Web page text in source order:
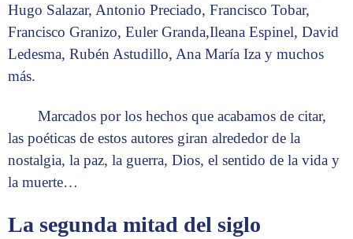
Hugo Salazar, Antonio Preciado, Francisco Tobar,
Francisco Granizo, Euler Granda,Ileana Espinel, David
Ledesma, Rubén Astudillo, Ana María Iza y muchos
más.
Marcados por los hechos que acabamos de citar,
las poéticas de estos autores giran alrededor de la
nostalgia, la paz, la guerra, Dios, el sentido de la vida y
la muerte…
La segunda mitad del siglo